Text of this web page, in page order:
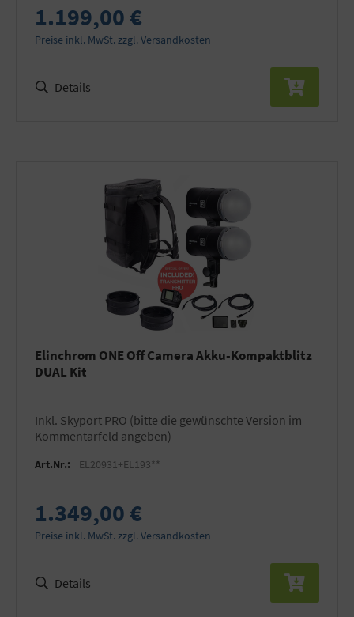
1.199,00 €
Preise inkl. MwSt. zzgl. Versandkosten
Details
Elinchrom ONE Off Camera Akku-Kompaktblitz
DUAL Kit
inkl. Skyport PRO (bitte die gewünschte Version im
Kommentarfeld angeben)
Art.Nr.: EL20931+EL193**
1.349,00 €
Preise inkl. MwSt. zzgl. Versandkosten
Details